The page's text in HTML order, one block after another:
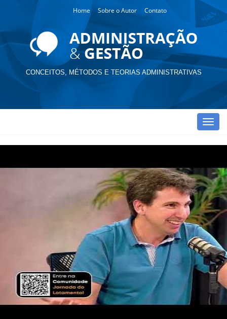
Home Sobre o Autor Contato
CONCEITOS, MÉTODOS E TEORIAS ADMINISTRATIVAS